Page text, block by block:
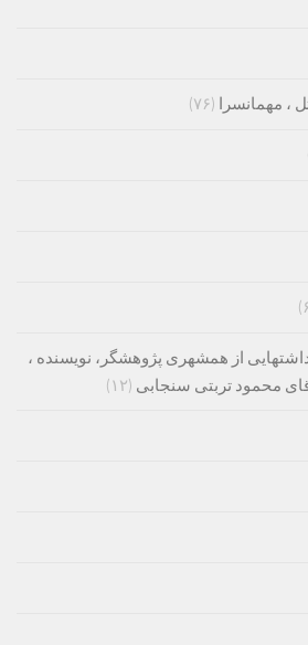
، مهمانسرا (۷۶)
از همشهری پژوهشگر، نویسنده ،
محمود تربتی سنجابی (۱۲)